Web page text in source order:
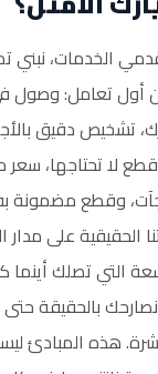
الخدمات، نبني
أول تعامل: وصول
تشخيص دقيق
لا تحتاجها،
وقطع مضمونة
الحقيقية على مدار
التي تصلك
بالحقيقة
هذه المبادئ